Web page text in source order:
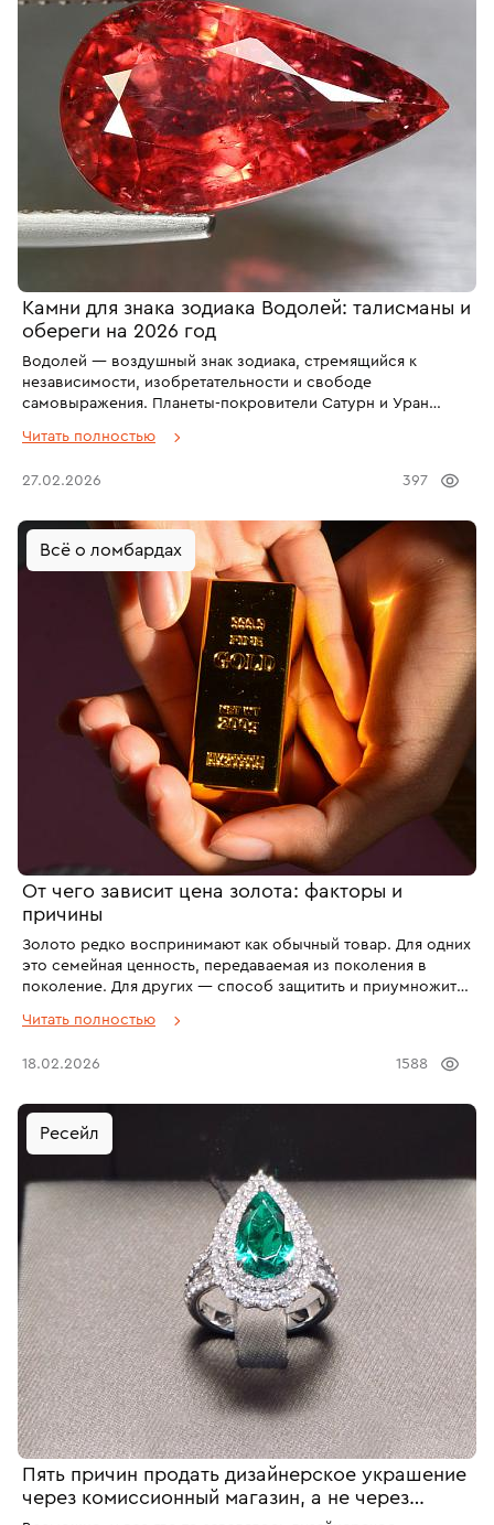
Камни для знака зодиака Водолей: талисманы и
обереги на 2026 год
Водолей — воздушный знак зодиака, стремящийся к
независимости, изобретательности и свободе
самовыражения. Планеты-покровители Сатурн и Уран
стратегическим мышлением и тягой к новаторству.
справедливость, поскольку они склонны к глубокому
Читать полностью
27.02.2026 397
Всё о ломбардах
От чего зависит цена золота: факторы и
причины
Золото редко воспринимают как обычный товар. Для одних
это семейная ценность, передаваемая из поколения в
поколение. Для других — способ защитить и приумножить
инструмент хеджирования рисков. Даже сегодня, когда
продолжает восприниматься как нечто "весомое" и
Читать полностью
18.02.2026 1588
Ресейл
Пять причин продать дизайнерское украшение
через комиссионный магазин, а не через
известные интернет-площадки для